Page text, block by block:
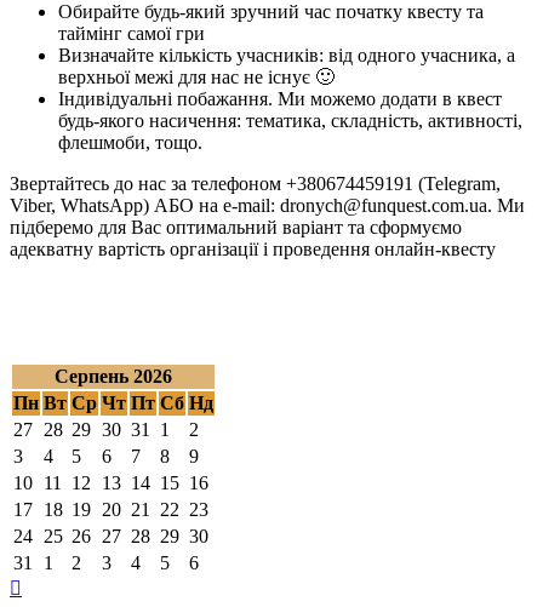
Обирайте будь-який зручний час початку квесту та
таймінг самої гри
Визначайте кількість учасників: від одного учасника, а
верхньої межі для нас не існує 🙂
Індивідуальні побажання. Ми можемо додати в квест
будь-якого насичення: тематика, складність, активності,
флешмоби, тощо.
Звертайтесь до нас за телефоном +380674459191 (Telegram,
Viber, WhatsApp) АБО на e-mail: dronych@funquest.com.ua. Ми
підберемо для Вас оптимальний варіант та сформуємо
адекватну вартість організації і проведення онлайн-квесту
Серпень 2026
Пн Вт Ср Чт Пт Сб Нд
27 28 29 30 31 1
2
3
4 5 6 7 8
9
10 11 12 13 14 15 16
17 18 19 20 21 22 23
24 25 26 27 28 29 30
31
1 2 3 4 5 6